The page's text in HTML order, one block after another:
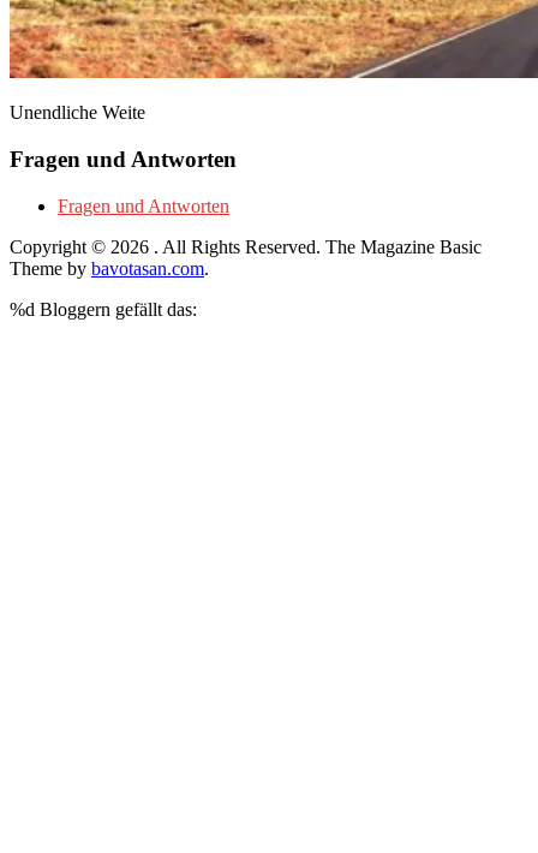
Unendliche Weite
Fragen und Antworten
Fragen und Antworten
Copyright © 2026 . All Rights Reserved. The Magazine Basic
Theme by bavotasan.com.
%d Bloggern gefällt das: